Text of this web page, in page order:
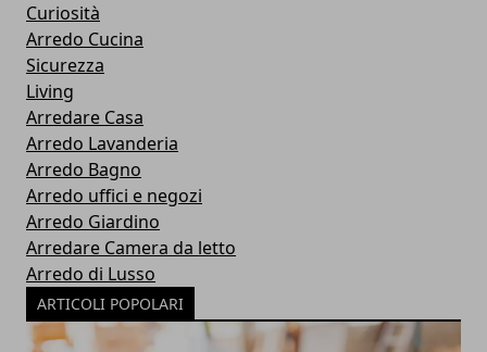
Curiosità
Arredo Cucina
Sicurezza
Living
Arredare Casa
Arredo Lavanderia
Arredo Bagno
Arredo uffici e negozi
Arredo Giardino
Arredare Camera da letto
Arredo di Lusso
ARTICOLI POPOLARI